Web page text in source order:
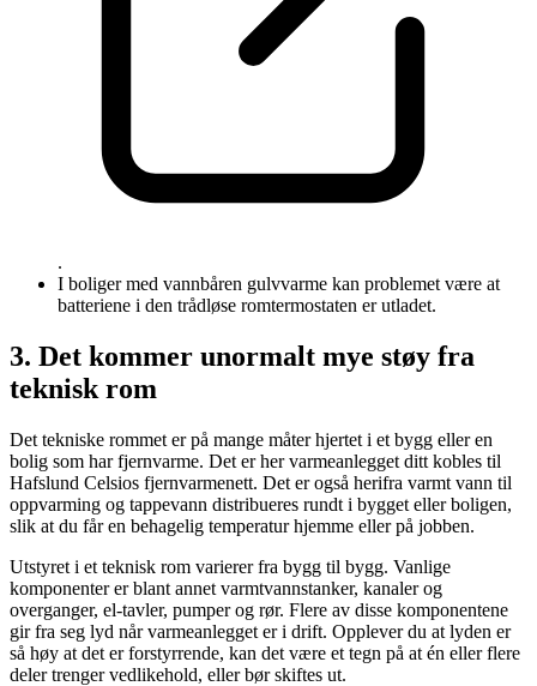
.
I boliger med vannbåren gulvvarme kan problemet være at
batteriene i den trådløse romtermostaten er utladet.
3. Det kommer unormalt mye støy fra
teknisk rom
Det tekniske rommet er på mange måter hjertet i et bygg eller en
bolig som har fjernvarme. Det er her varmeanlegget ditt kobles til
Hafslund Celsios fjernvarmenett. Det er også herifra varmt vann til
oppvarming og tappevann distribueres rundt i bygget eller boligen,
slik at du får en behagelig temperatur hjemme eller på jobben.
Utstyret i et teknisk rom varierer fra bygg til bygg. Vanlige
komponenter er blant annet varmtvannstanker, kanaler og
overganger, el-tavler, pumper og rør. Flere av disse komponentene
gir fra seg lyd når varmeanlegget er i drift. Opplever du at lyden er
så høy at det er forstyrrende, kan det være et tegn på at én eller flere
deler trenger vedlikehold, eller bør skiftes ut.